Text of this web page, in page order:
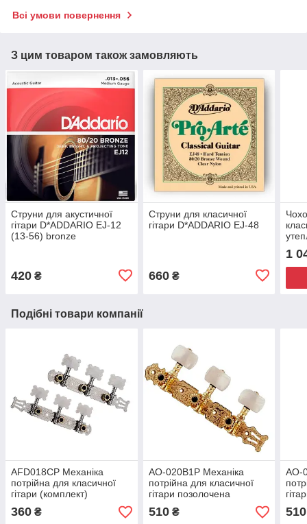
Всі умови повернення
З цим товаром також замовляють
Струни для акустичної
гітари D*ADDARIO EJ-12
(13-56) bronze
420 ₴
Струни для класичної
гітари D*ADDARIO EJ-48
660₴
1
Подібні товари компанії
AFD018CP Механіка
потрійна для класичної
гітари (комплект)
360 ₴
AO-020B1P Механіка
потрійна для класичної
гітари позолочена
(комплект)
510₴
AO-
510